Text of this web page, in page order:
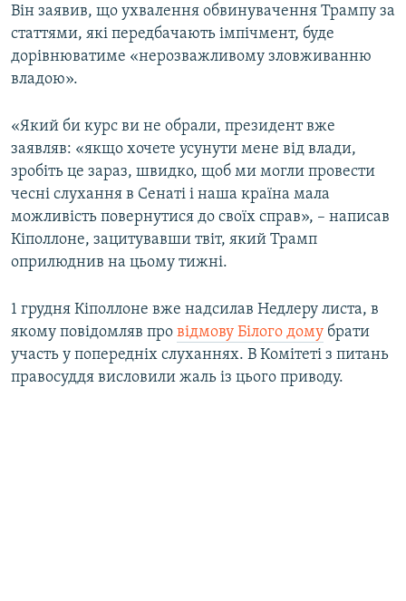
Він заявив, що ухвалення обвинувачення Трампу за
статтями, які передбачають імпічмент, буде
дорівнюватиме «нерозважливому зловживанню
владою».
«Який би курс ви не обрали, президент вже
заявляв: «якщо хочете усунути мене від влади,
зробіть це зараз, швидко, щоб ми могли провести
чесні слухання в Сенаті і наша країна мала
можливість повернутися до своїх справ», – написав
Кіполлоне, зацитувавши твіт, який Трамп
оприлюднив на цьому тижні.
1 грудня Кіполлоне вже надсилав Недлеру листа, в
якому повідомляв про відмову Білого дому брати
участь у попередніх слуханнях. В Комітеті з питань
правосуддя висловили жаль із цього приводу.